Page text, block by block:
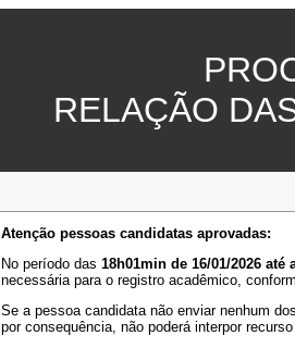
RELAÇÃO
Atenção pessoas candidatas aprovadas:
No período das 18h01min de 16/01/2026 até
necessária para o registro acadêmico,
Se a pessoa candidata não enviar nenhum
por consequência, não poderá interpor